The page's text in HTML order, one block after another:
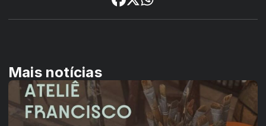
Mais notícias